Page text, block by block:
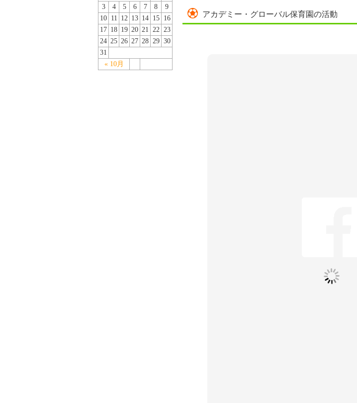
アカデミー・グローバル保育園の活動
« 10月
3
4 5 6 7 8
9
10 11 12 13 14 15
16
17 18 19 20 21 22 23
24 25 26 27 28 29 30
31